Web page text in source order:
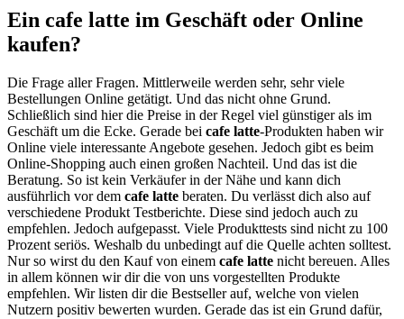
Ein cafe latte im Geschäft oder Online
kaufen?
Die Frage aller Fragen. Mittlerweile werden sehr, sehr viele
Bestellungen Online getätigt. Und das nicht ohne Grund.
Schließlich sind hier die Preise in der Regel viel günstiger als im
Geschäft um die Ecke. Gerade bei cafe latte-Produkten haben wir
Online viele interessante Angebote gesehen. Jedoch gibt es beim
Online-Shopping auch einen großen Nachteil. Und das ist die
Beratung. So ist kein Verkäufer in der Nähe und kann dich
ausführlich vor dem cafe latte beraten. Du verlässt dich also auf
verschiedene Produkt Testberichte. Diese sind jedoch auch zu
empfehlen. Jedoch aufgepasst. Viele Produkttests sind nicht zu 100
Prozent seriös. Weshalb du unbedingt auf die Quelle achten solltest.
Nur so wirst du den Kauf von einem cafe latte nicht bereuen. Alles
in allem können wir dir die von uns vorgestellten Produkte
empfehlen. Wir listen dir die Bestseller auf, welche von vielen
Nutzern positiv bewerten wurden. Gerade das ist ein Grund dafür,